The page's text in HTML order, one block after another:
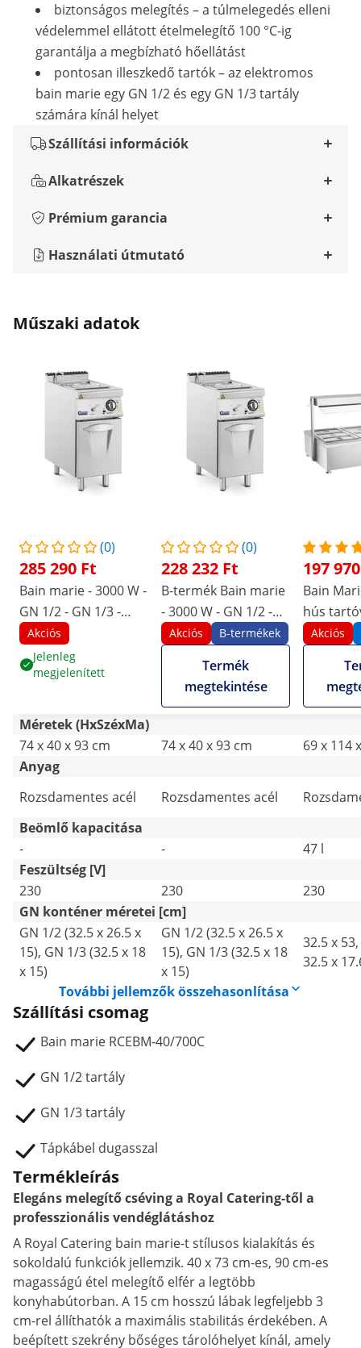
biztonságos melegítés – a túlmelegedés elleni
védelemmel ellátott ételmelegítő 100 °C-ig
garantálja a megbízható hőellátást
pontosan illeszkedő tartók – az elektromos
bain marie egy GN 1/2 és egy GN 1/3 tartály
számára kínál helyet
Szállítási információk
Alkatrészek
Prémium garancia
Használati útmutató
Műszaki adatok
(0)
285 290 Ft
Bain marie - 3000 W -
GN 1/2 - GN 1/3 -
vízcsap -
alapszekrény (40 x 73
cm) - Royal Catering
Akciós
Jelenleg
megjelenített
(0)
228 232 Ft
B-termék Bain marie
- 3000 W - GN 1/2 -
GN 1/3 - vízcsap -
alapszekrény (40 x 73
cm) - Royal Catering
Akciós B-termékek
Termék
megtekintése
197
Bain
hús
Akciós
Méretek (HxSzéxMa)
74 x 40 x 93 cm
74 x 40 x 93 cm
69 x 114
Anyag
Rozsdamentes acél
Rozsdamentes acél
Beömlő kapacitása
-
-
47 l
Feszültség [V]
230
230
230
GN konténer méretei [cm]
GN 1/2 (32.5 x 26.5 x
15), GN 1/3 (32.5 x 18
x 15)
GN 1/2 (32.5 x 26.5 x
15), GN 1/3 (32.5 x 18
x 15)
32.5 x
32.5 x
További jellemzők összehasonlítása
Szállítási csomag
Bain marie RCEBM-40/700C
GN 1/2 tartály
GN 1/3 tartály
Tápkábel dugasszal
Termékleírás
Elegáns melegítő cséving a Royal Catering-től a
professzionális vendéglátáshoz
A Royal Catering bain marie-t stílusos kialakítás és
sokoldalú funkciók jellemzik. 40 x 73 cm-es, 90 cm-es
magasságú étel melegítő elfér a legtöbb
konyhabútorban. A 15 cm hosszú lábak legfeljebb 3
cm-rel állíthatók a maximális stabilitás érdekében. A
beépített szekrény bőséges tárolóhelyet kínál, amely